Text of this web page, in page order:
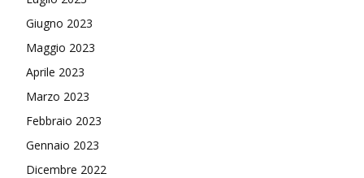
Giugno 2023
Maggio 2023
Aprile 2023
Marzo 2023
Febbraio 2023
Gennaio 2023
Dicembre 2022